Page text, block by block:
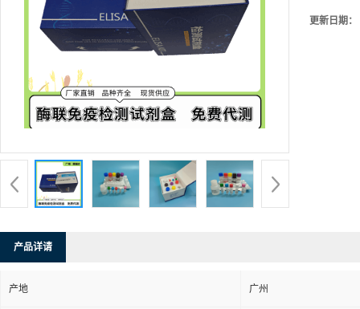
更新日期：
产品详请
产地 广州